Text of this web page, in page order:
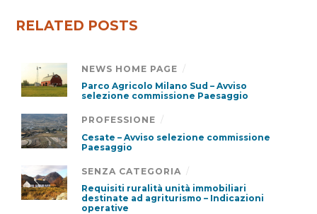
RELATED POSTS
NEWS HOME PAGE /
Parco Agricolo Milano Sud – Avviso
selezione commissione Paesaggio
PROFESSIONE /
Cesate – Avviso selezione commissione
Paesaggio
SENZA CATEGORIA /
Requisiti ruralità unità immobiliari
destinate ad agriturismo – Indicazioni
operative